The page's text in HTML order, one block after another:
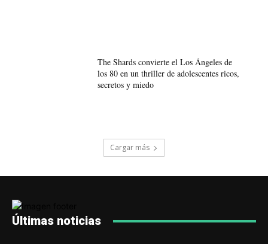
The Shards convierte el Los Ángeles de
los 80 en un thriller de adolescentes ricos,
secretos y miedo
Cargar más
Últimas noticias